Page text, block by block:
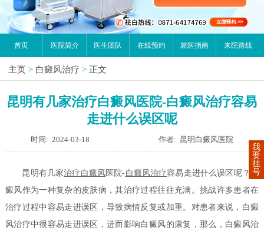
首页 医院简介 医生团队 在线预约 就医指南 来院路线
主页 > 白癜风治疗 > 正文
昆明有几家治疗白癜风医院-白癜风治疗容易
走进什么误区呢
时间: 2024-03-18 作者: 昆明白癜风医院
昆明有几家治疗白癜风 医院-白癜风治疗容易走进什么误区呢？白
癜风作为一种复杂的皮肤病，其治疗过程往往充满。挑战许多患者在
治疗过程中容易走进误区，导致病情反复或加重。对患者来说，白癜
风治疗中很容易走进误区，进而影响白癜风的康复，那么，白癜风治
我
要
挂
号